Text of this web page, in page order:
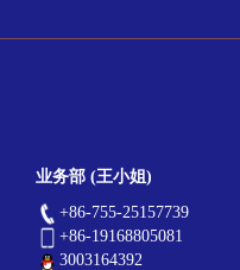
业务部 (王小姐)
+86-755-25157739
+86-19168805081
3003164392